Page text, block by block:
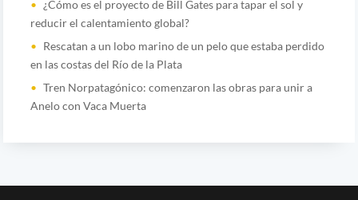
¿Cómo es el proyecto de Bill Gates para tapar el sol y
reducir el calentamiento global?
Rescatan a un lobo marino de un pelo que estaba perdido
en las costas del Río de la Plata
Tren Norpatagónico: comenzaron las obras para unir a
Anelo con Vaca Muerta